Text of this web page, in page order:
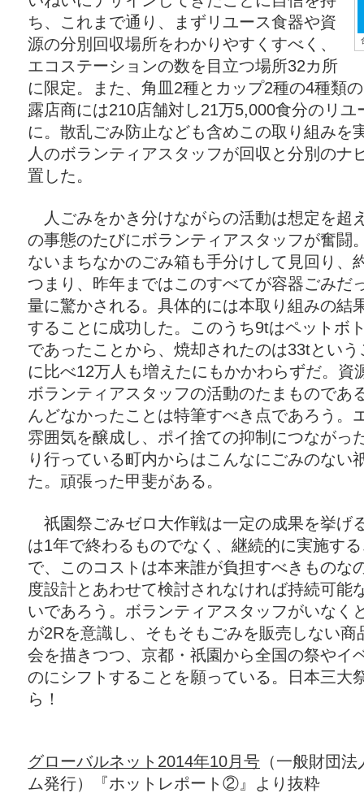
ち、これまで通り、まずリユース食器や資
源の分別回収場所をわかりやすくすべく、
エコステーションの数を目立つ場所32カ所
に限定。また、角皿2種とカップ2種の4種類
露店商には210店舗対し21万5,000食分のリ
に。散乱ごみ防止なども含めこの取り組みを
人のボランティアスタッフが回収と分別のナ
置した。
人ごみをかき分けながらの活動は想定を超
の事態のたびにボランティアスタッフが奮闘
ないまちなかのごみ箱も手分けして見回り、
つまり、昨年まではこのすべてが容器ごみだ
量に驚かされる。具体的には本取り組みの結
することに成功した。このうち9tはペットボ
であったことから、焼却されたのは33tとい
に比べ12万人も増えたにもかかわらずだ。資
ボランティアスタッフの活動のたまものであ
んどなかったことは特筆すべき点であろう。
雰囲気を醸成し、ポイ捨ての抑制につながっ
り行っている町内からはこんなにごみのない
た。頑張った甲斐がある。
祇園祭ごみゼロ大作戦は一定の成果を挙げ
は1年で終わるものでなく、継続的に実施す
で、このコストは本来誰が負担すべきものな
度設計とあわせて検討されなければ持続可能
いであろう。ボランティアスタッフがいなく
が2Rを意識し、そもそもごみを販売しない
会を描きつつ、京都・祇園から全国の祭やイ
のにシフトすることを願っている。日本三大
ら！
グローバルネット2014年10月号 （一般財団
ム発行）『ホットレポート②』より抜粋